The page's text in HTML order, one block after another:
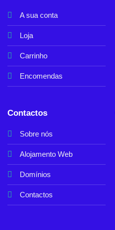
A sua conta
Loja
Carrinho
Encomendas
Contactos
Sobre nós
Alojamento Web
Domínios
Contactos